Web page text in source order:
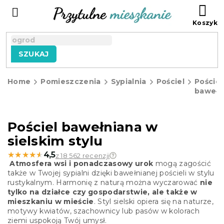
SZUKAJ
Home Pomieszczenia Sypialnia Pościel
Pościel
Pościel bawełniana w
sielskim stylu
★★★★★
★★★★★ 4,5z 18 562 recenzji
Atmosfera wsi i ponadczasowy urok mogą zagościć
także w Twojej sypialni dzięki bawełnianej pościeli w stylu
rustykalnym. Harmonię z naturą można wyczarować nie
tylko na działce czy gospodarstwie, ale także w
mieszkaniu w mieście. Styl sielski opiera się na naturze,
motywy kwiatów, szachownicy lub pasów w kolorach
ziemi uspokoją Twój umysł.